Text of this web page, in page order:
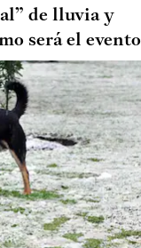
de lluvia y
será el evento